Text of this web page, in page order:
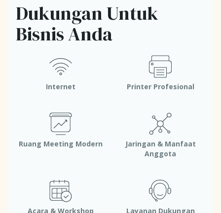
Dukungan Untuk
Bisnis Anda
Internet Printer Profesional
Ruang Meeting Modern
Jaringan & Manfaat
Anggota
Acara & Workshop
Layanan Dukungan